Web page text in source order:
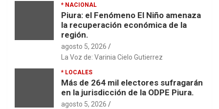
* NACIONAL
Piura: el Fenómeno El Niño amenaza
la recuperación económica de la
región.
agosto 5, 2026
La Voz de: Varinia Cielo Gutierrez
* LOCALES
Más de 264 mil electores sufragarán
en la jurisdicción de la ODPE Piura.
agosto 5, 2026